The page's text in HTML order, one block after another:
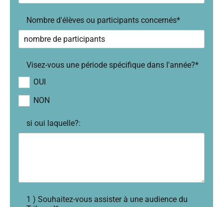
Nombre d'élèves ou participants concernés*
Visez-vous une période spécifique dans l'année?*
OUI
NON
si oui laquelle?:
1 ) Souhaitez-vous assister à une audience du